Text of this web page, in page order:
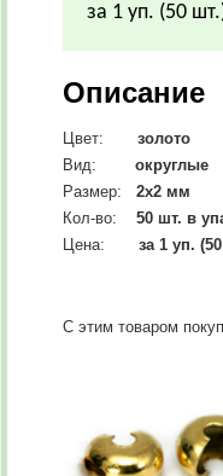
за 1 уп. (50
Описание
Цвет:
золото
Вид: округлые
Размер: 2х2 мм
Кол-во: 50 шт. в
Цена:
за 1 уп.
С этим товаром